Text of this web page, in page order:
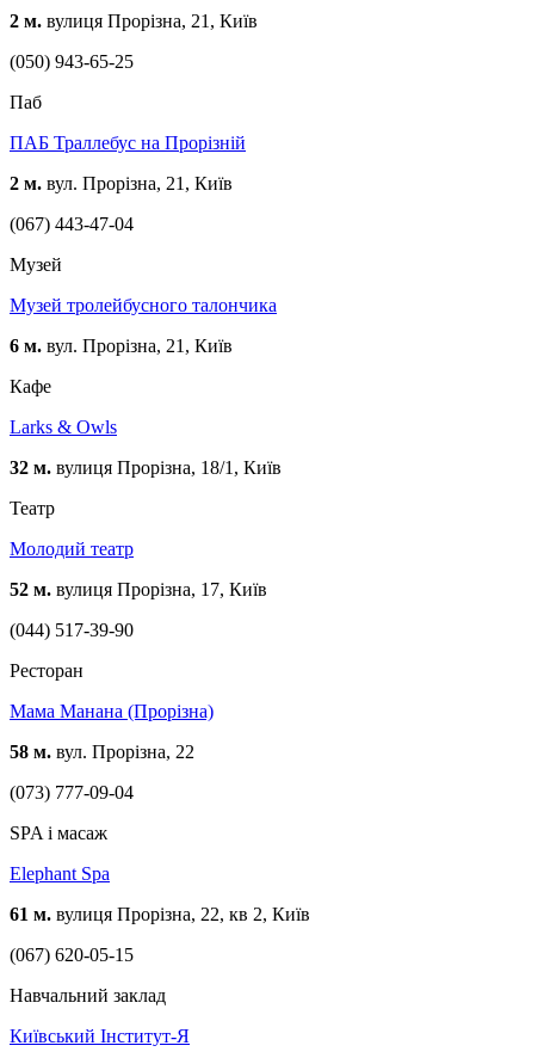
2 м. вулиця Прорізна, 21, Київ
(050) 943-65-25
Паб
ПАБ Траллебус на Прорізній
2 м. вул. Прорізна, 21, Київ
(067) 443-47-04
Музей
Музей тролейбусного талончика
6 м. вул. Прорізна, 21, Київ
Кафе
Larks & Owls
32 м. вулиця Прорізна, 18/1, Київ
Театр
Молодий театр
52 м. вулиця Прорізна, 17, Київ
(044) 517-39-90
Ресторан
Мама Манана (Прорізна)
58 м. вул. Прорізна, 22
(073) 777-09-04
SPA і масаж
Elephant Spa
61 м. вулиця Прорізна, 22, кв 2, Київ
(067) 620-05-15
Навчальний заклад
Київський Інститут-Я